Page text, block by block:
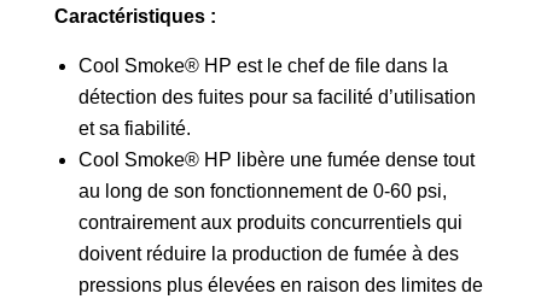
Caractéristiques :
Cool Smoke® HP est le chef de file dans la
détection des fuites pour sa facilité d’utilisation
et sa fiabilité.
Cool Smoke® HP libère une fumée dense tout
au long de son fonctionnement de 0-60 psi,
contrairement aux produits concurrentiels qui
doivent réduire la production de fumée à des
pressions plus élevées en raison des limites de